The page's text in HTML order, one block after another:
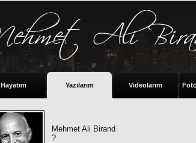
Hayatım Yazılarım Videolarım
Mehmet Ali Birand
?